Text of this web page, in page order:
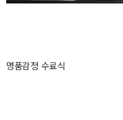
명품감정 수료식